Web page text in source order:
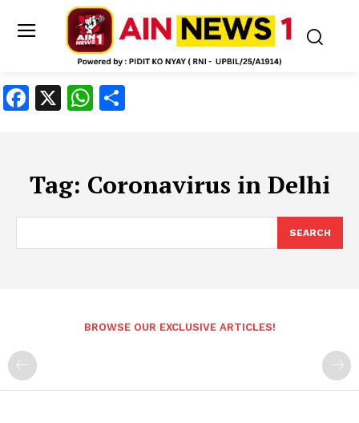
Facebook
X WhatsApp
Tag: Coronavirus in Delhi
SEARCH
BROWSE OUR EXCLUSIVE ARTICLES!